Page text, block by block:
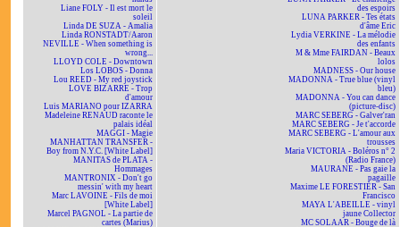
Liane FOLY - Il est mort le
soleil
Linda DE SUZA - Amalia
Linda RONSTADT/Aaron
NEVILLE - When something is
wrong...
LLOYD COLE - Downtown
Los LOBOS - Donna
Lou REED - My red joystick
LOVE BIZARRE - Trop
d'amour
Luis MARIANO pour IZARRA
Madeleine RENAUD raconte le
palais idéal
MAGGI - Magie
MANHATTAN TRANSFER -
Boy from N.Y.C. [White Label]
MANITAS de PLATA -
Hommages
MANTRONIX - Don't go
messin' with my heart
Marc LAVOINE - Fils de moi
[White Label]
Marcel PAGNOL - La partie de
cartes (Marius)
des espoirs
LUNA PARKER - Tes états
d'âme Eric
Lydia VERKINE - La mélodie
des enfants
M & Mme FAIRDAN - Beaux
lolos
MADNESS - Our house
MADONNA - True blue (vinyl
bleu)
MADONNA - You can dance
(picture-disc)
MARC SEBERG - Galver'ran
MARC SEBERG - Je t'accorde
MARC SEBERG - L'amour aux
trousses
Maria VICTORIA - Boléros n° 2
(Radio France)
MAURANE - Pas gaie la
pagaille
Maxime LE FORESTIER - San
Francisco
MAYA L'ABEILLE - vinyl
jaune Collector
MC SOLAAR - Bouge de là